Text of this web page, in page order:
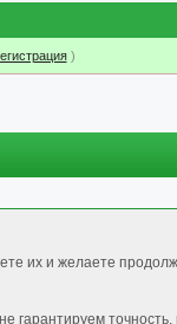
)
их и желаете